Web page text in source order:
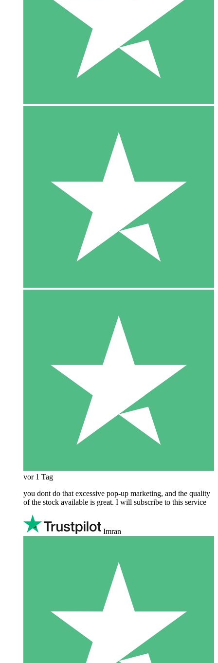
vor 1 Tag
you dont do that excessive pop-up marketing, and the quality
of the stock available is great. I will subscribe to this service
Imran